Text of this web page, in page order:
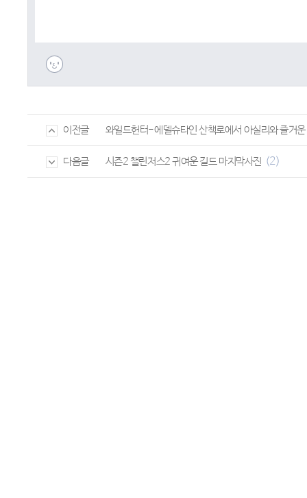
이전글 와일드헌터-에델슈타인 산책로에서 아실리와 즐거
다음글 시즌2 챌린저스2 귀여운 길드 마지막사진 (2)